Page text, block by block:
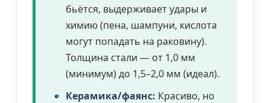
бьётся, выдерживает удары и
химию (пена, шампуни, кислота
могут попадать на раковину).
Толщина стали — от 1,0 мм
(минимум) до 1,5–2,0 мм (идеал).
Керамика/фаянс: Красиво, но